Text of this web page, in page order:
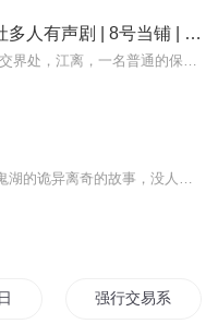
超能交易所 | 星喵剧社多人有声剧 | 8号当铺 | 狂龙宇恒 | 重生过去、畅想未来、梦幻现实
记 强行交易系统